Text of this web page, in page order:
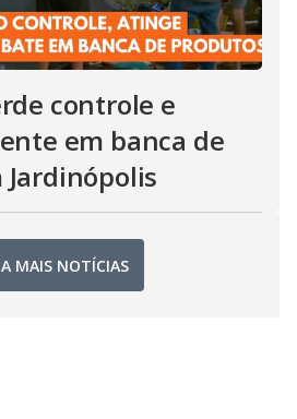
controle e
em banca de
MAIS NOTÍCIAS